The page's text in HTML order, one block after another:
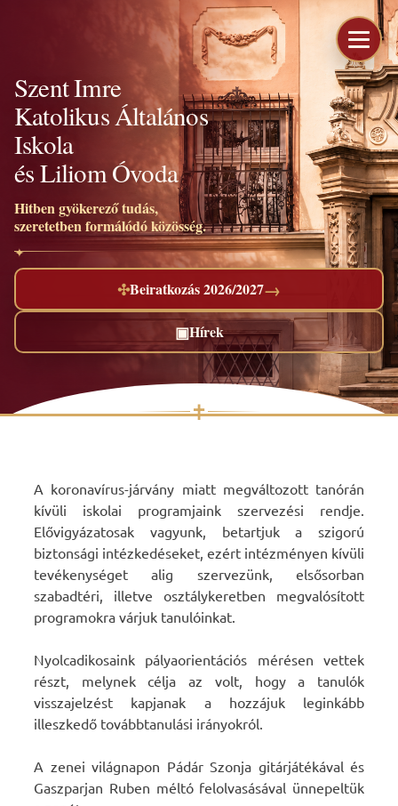
Szent Imre
Katolikus Általános
Iskola
és Liliom Óvoda
Hitben gyökerező tudás,
szeretetben formálódó közösség.
✣Beiratkozás 2026/2027→
▣Hírek
✝
A koronavírus-járvány miatt megváltozott tanórán
kívüli iskolai programjaink szervezési rendje.
Elővigyázatosak vagyunk, betartjuk a szigorú
biztonsági intézkedéseket, ezért intézményen kívüli
tevékenységet alig szervezünk, elsősorban
szabadtéri, illetve osztálykeretben megvalósított
programokra várjuk tanulóinkat.
Nyolcadikosaink pályaorientációs mérésen vettek
részt, melynek célja az volt, hogy a tanulók
visszajelzést kapjanak a hozzájuk leginkább
illeszkedő továbbtanulási irányokról.
A zenei világnapon Pádár Szonja gitárjátékával és
Gaszparjan Ruben méltó felolvasásával ünnepeltük